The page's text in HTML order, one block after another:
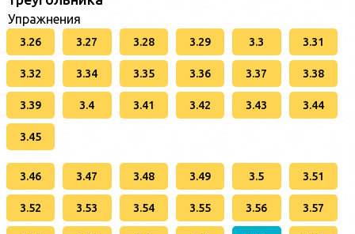
Упражнения
3.26 3.27 3.28 3.29 3.3 3.31
3.32 3.34 3.35 3.36 3.37 3.38
3.39 3.4 3.41 3.42 3.43 3.44
3.45
3.46 3.47 3.48 3.49 3.5 3.51
3.52 3.53 3.54 3.55 3.56 3.57